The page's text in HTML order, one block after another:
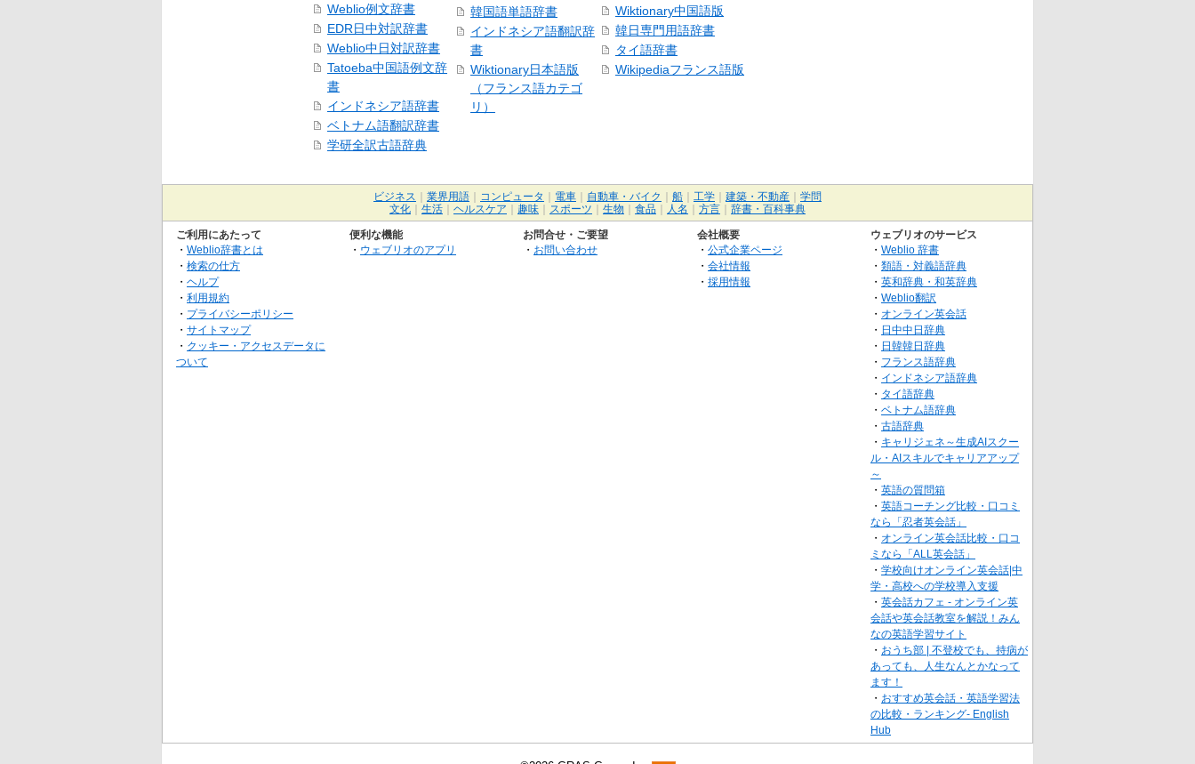
Weblio例文辞書
EDR日中対訳辞書
Weblio中日対訳辞書
Tatoeba中国語例文辞
書
インドネシア語辞書
ベトナム語翻訳辞書
学研全訳古語辞典
韓国語単語辞書
インドネシア語翻訳辞
書
Wiktionary日本語版
（フランス語カテゴ
リ）
Wiktionary中国語版
韓日専門用語辞書
タイ語辞書
Wikipediaフランス語版
ビジネス 業界用語 コンピュータ 電車 自動車・バイク 船 工学 建築・不動産
学問
文化
生活 ヘルスケア 趣味 スポーツ 生物 食品 人名 方言 辞書・百科事典
ご利用にあたって
・ Weblio辞書とは
・ 検索の仕方
・ ヘルプ
・ 利用規約
・ プライバシーポリシー
・ サイトマップ
・ クッキー・アクセスデータに
ついて
便利な機能
・ ウェブリオのアプリ
お問合せ・ご要望
・ お問い合わせ
会社概要
・ 公式企業ページ
・ 会社情報
・ 採用情報
ウェブリオのサービス
・ Weblio 辞書
・ 類語・対義語辞典
・ 英和辞典・和英辞典
・ Weblio翻訳
・ オンライン英会話
・ 日中中日辞典
・ 日韓韓日辞典
・ フランス語辞典
・ インドネシア語辞典
・ タイ語辞典
・ ベトナム語辞典
・ 古語辞典
・ キャリジェネ～生成AIスクー
ル・AIスキルでキャリアアップ
～
・ 英語の質問箱
・ 英語コーチング比較・口コミ
なら「忍者英会話」
・ オンライン英会話比較・口コ
ミなら「ALL英会話」
・ 学校向けオンライン英会話|中
学・高校への学校導入支援
・ 英会話カフェ - オンライン英
会話や英会話教室を解説！みん
なの英語学習サイト
・ おうち部 | 不登校でも、持病が
あっても、人生なんとかなって
ます！
・ おすすめ英会話・英語学習法
の比較・ランキング- English
Hub